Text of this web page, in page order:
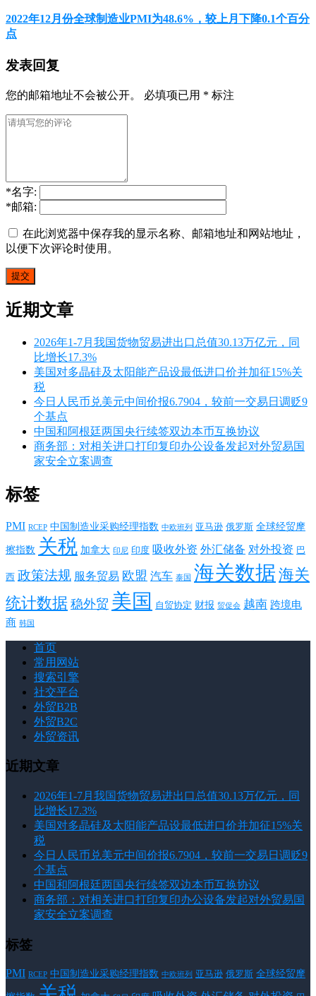
2022年12月份全球制造业PMI为48.6%，较上月下降0.1个百分
点
发表回复
您的邮箱地址不会被公开。 必填项已用 * 标注
*名字:
*邮箱:
在此浏览器中保存我的显示名称、邮箱地址和网站地址，
以便下次评论时使用。
近期文章
2026年1-7月我国货物贸易进出口总值30.13万亿元，同
比增长17.3%
美国对多晶硅及太阳能产品设最低进口价并加征15%关
税
今日人民币兑美元中间价报6.7904，较前一交易日调贬9
个基点
中国和阿根廷两国央行续签双边本币互换协议
商务部：对相关进口打印复印办公设备发起对外贸易国
家安全立案调查
标签
PMI RCEP 中国制造业采购经理指数 中欧班列 亚马逊 俄罗斯 全球经贸摩
擦指数 关税 加拿大 印尼 印度 吸收外资 外汇储备 对外投资 巴
西 政策法规 服务贸易 欧盟 汽车 泰国 海关数据 海关
统计数据 稳外贸 美国 自贸协定 财报 贸促会 越南 跨境电
商 韩国
首页
常用网站
搜索引擎
社交平台
外贸B2B
外贸B2C
外贸资讯
近期文章
2026年1-7月我国货物贸易进出口总值30.13万亿元，同
比增长17.3%
美国对多晶硅及太阳能产品设最低进口价并加征15%关
税
今日人民币兑美元中间价报6.7904，较前一交易日调贬9
个基点
中国和阿根廷两国央行续签双边本币互换协议
商务部：对相关进口打印复印办公设备发起对外贸易国
家安全立案调查
标签
PMI RCEP 中国制造业采购经理指数 中欧班列 亚马逊 俄罗斯 全球经贸摩